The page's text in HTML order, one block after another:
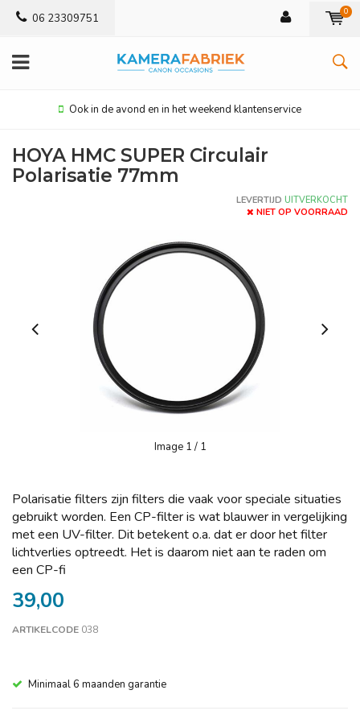
06 23309751 0
Ook in de avond en in het weekend klantenservice
HOYA HMC SUPER Circulair
Polarisatie 77mm
LEVERTIJD UITVERKOCHT
NIET OP VOORRAAD
Image 1 / 1
Polarisatie filters zijn filters die vaak voor speciale situaties
gebruikt worden. Een CP-filter is wat blauwer in vergelijking
met een UV-filter. Dit betekent o.a. dat er door het filter
lichtverlies optreedt. Het is daarom niet aan te raden om
een CP-fi
39,00
ARTIKELCODE 038
Minimaal 6 maanden garantie